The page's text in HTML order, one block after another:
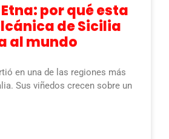
por qué esta
de Sicilia
al mundo
en una de las regiones más
Sus viñedos crecen sobre un